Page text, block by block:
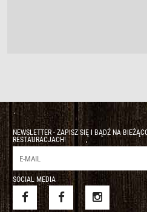
NEWSLETTER - ZAPISZ SIĘ I BĄDŹ NA
RESTAURACJACH!
SOCIAL MEDIA